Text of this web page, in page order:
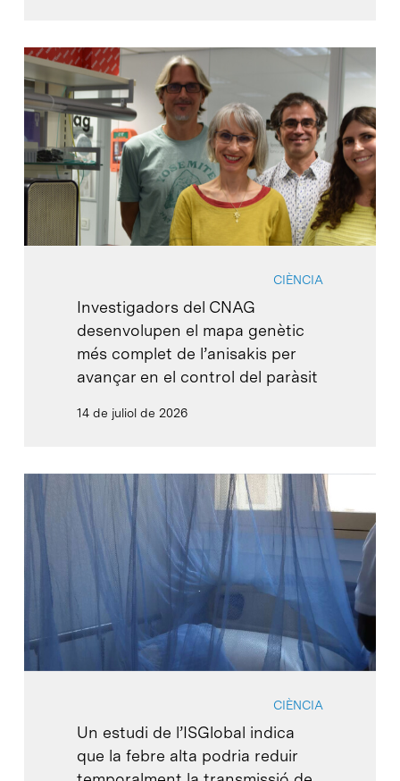
CIÈNCIA
Investigadors del CNAG
desenvolupen el mapa genètic
més complet de l’anisakis per
avançar en el control del paràsit
14 de juliol de 2026
CIÈNCIA
Un estudi de l’ISGlobal indica
que la febre alta podria reduir